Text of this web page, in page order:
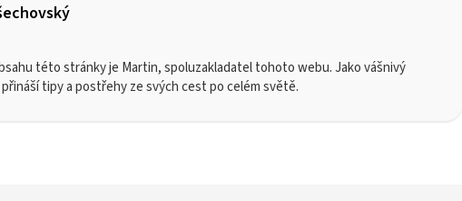
této stránky je Martin, spoluzakladatel tohoto webu. Jako vášnivý
tipy a postřehy ze svých cest po celém světě.